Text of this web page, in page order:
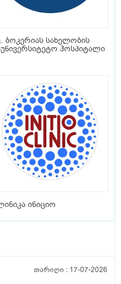
ბოკერიას სახელობის
ჰოსპიტალი
ინიციო
თარიღი : 17-07-2026